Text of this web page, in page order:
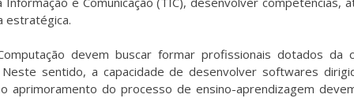
estratégica.
devem buscar formar profissionais dotados da
sentido, a capacidade de desenvolver softwares
aprimoramento do processo de ensino-aprendizagem